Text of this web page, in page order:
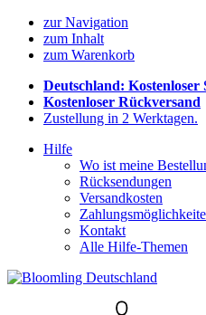
zur Navigation
zum Inhalt
zum Warenkorb
Deutschland: Kostenloser
Kostenloser Rückversand
Zustellung in 2 Werktagen.
Hilfe
Wo ist meine
Rücksendungen
Versandkosten
Kontakt
Alle Hilfe-Themen